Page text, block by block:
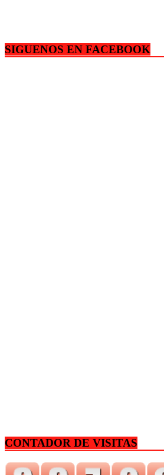
SIGUENOS EN FACEBOOK
CONTADOR DE VISITAS